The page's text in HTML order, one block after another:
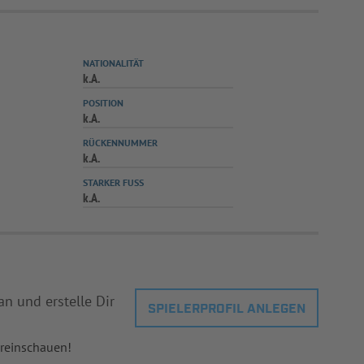
NATIONALITÄT
k.A.
POSITION
k.A.
RÜCKENNUMMER
k.A.
STARKER FUSS
k.A.
und erstelle Dir SPIELERPROFIL ANLEGEN